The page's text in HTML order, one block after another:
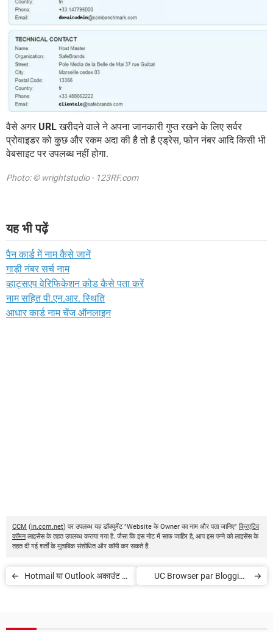
वैसे अगर URLखरीदने वाले ने अपना जानकारी गुप्त रखने के लिए सर्वर
प्रोवाइडर को कुछ और रकम अदा की है तो है एड्रेस, फोन नंबर आदि किसी भी
वेबसाइट पर उपलब्ध नहीं होगा.
Photo: © wrightstudio - 123RF.com
यह भी पढ़ें
पैन कार्ड में नाम कैसे जानें
गाड़ी नंबर सर्च नाम
व्हाट्सएप वेरिफिकेशन कोड कैसे पता करें
नाम सहित पी.एन.आर. स्थिति
आधार कार्ड नाम चेंज ऑनलाइन
CCM (in.ccm.net) पर उपलब्ध यह डॉक्युमेंट "Website के Owner का नाम और पता जानिए" क्रिएटिव
कॉमनलाइसेंस के तहत उपलब्ध कराया गया है. जैसा कि इस नोट में साफ जाहिर है, आप इस पन्ने को लाइसेंस के
तहत दी गई शर्तों के मुताबिक संशोधित और कॉपी कर सकते हैं.
Hotmail या Outlook अकाउंट का
UC Browser par Blogging